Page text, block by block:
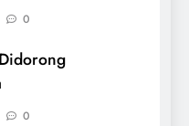
0
0